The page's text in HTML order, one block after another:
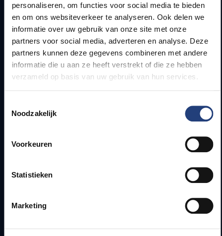
personaliseren, om functies voor social media te bieden
en om ons websiteverkeer te analyseren. Ook delen we
informatie over uw gebruik van onze site met onze
partners voor social media, adverteren en analyse. Deze
partners kunnen deze gegevens combineren met andere
informatie die u aan ze heeft verstrekt of die ze hebben
verzameld op basis van uw gebruik van hun services.
Noodzakelijk
Voorkeuren
Statistieken
Marketing
Snel naar
Webmail
Jobs
Lesroosters
Bereikbaarheid
Studenten
Leerkrachten en secundaire scholen
Internationale studenten